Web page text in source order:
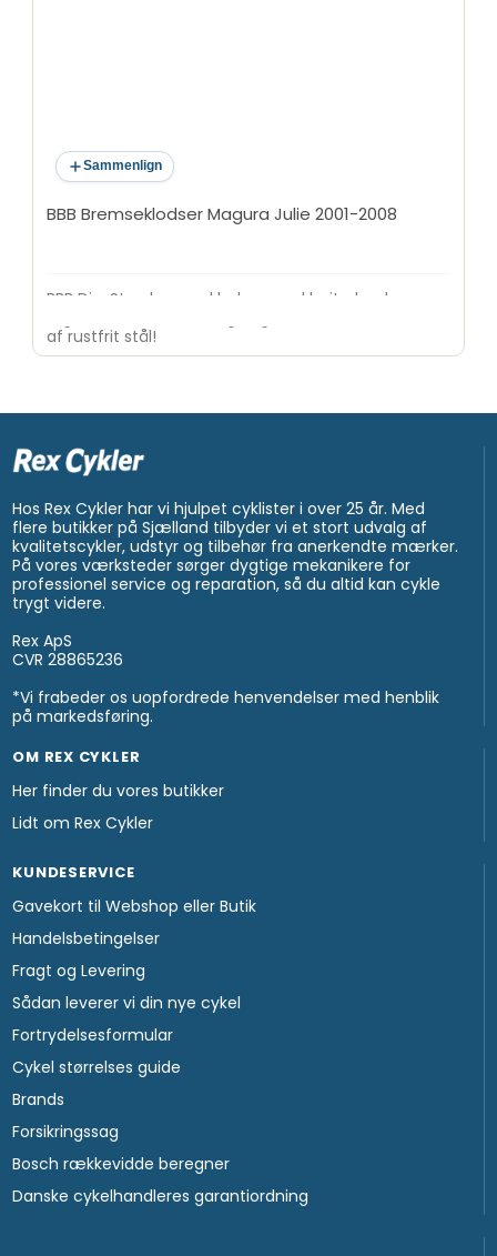
Sammenlign
BBB Bremseklodser Magura Julie 2001-2008
BBB DiscStop bremseklodser med højtydende
af rustfrit stål!
Hos Rex Cykler har vi hjulpet cyklister i over 25 år. Med
flere butikker på Sjælland tilbyder vi et stort udvalg af
kvalitetscykler, udstyr og tilbehør fra anerkendte mærker.
På vores værksteder sørger dygtige mekanikere for
professionel service og reparation, så du altid kan cykle
trygt videre.
Rex ApS
CVR 28865236
*Vi frabeder os uopfordrede henvendelser med henblik
på markedsføring.
OM REX CYKLER
Her finder du vores butikker
Lidt om Rex Cykler
KUNDESERVICE
Gavekort til Webshop eller Butik
Handelsbetingelser
Fragt og Levering
Sådan leverer vi din nye cykel
Fortrydelsesformular
Cykel størrelses guide
Brands
Forsikringssag
Bosch rækkevidde beregner
Danske cykelhandleres garantiordning